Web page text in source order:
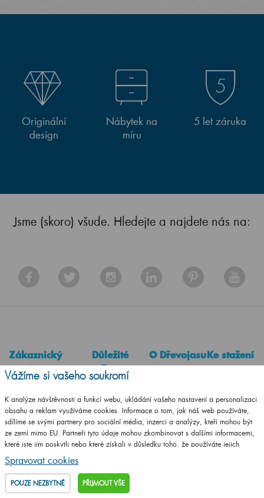
Originální
design
Nábytek na
míru
5 let záruka
Jsme (skoro) všude. Hledejte a najdete nás na:
Zákaznický
servis
Obchodní podmínky
Odstoupení od smlouvy
Reklamační řád
Doprava a platba
Zásady zpracování
Důležité
odkazy
Obchodní síť v ČR
Montážní návody
Dřevojas na míru
Konfigurátor pro
O Dřevojasu
Dřevojas
Naše certifikáty
Reference
Ke stažení
Německy
Vážíme si vašeho soukromí
K analýze návštěvnosti a funkcí webu, ukládání vašeho nastavení a personalizaci
obsahu a reklam využíváme cookies. Informace o tom, jak náš web používáte,
sdílíme se svými partnery pro sociální média, inzerci a analýzy, kteří mohou být
ze zemí mimo EU. Partneři tyto údaje mohou zkombinovat s dalšími informacemi,
které jste jim poskytli nebo které získali v důsledku toho, že používáte jejich
služby.
Podrobné informace
Spravovat cookies
POUZE NEZBYTNÉ PŘIJMOUT VŠE